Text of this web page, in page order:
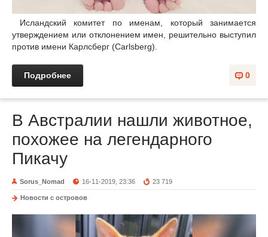
Исландский комитет по именам, который занимается
утверждением или отклонением имен, решительно выступил
против имени Карлсберг (Carlsberg).
0
Подробнее
В Австралии нашли животное,
похожее на легендарного
Пикачу
Sorus_Nomad 16-11-2019, 23:36 23 719
Новости с островов